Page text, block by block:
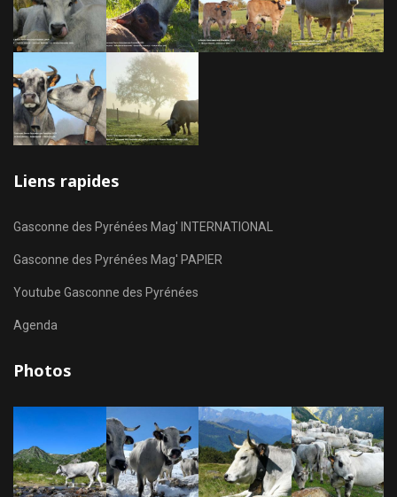
Liens rapides
Gasconne des Pyrénées Mag' INTERNATIONAL
Gasconne des Pyrénées Mag' PAPIER
Youtube Gasconne des Pyrénées
Agenda
Photos